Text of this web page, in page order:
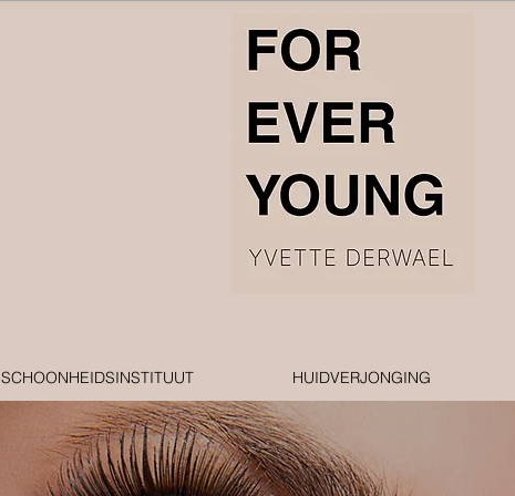
SCHOONHEIDSINSTITUUT HUIDVERJONGING